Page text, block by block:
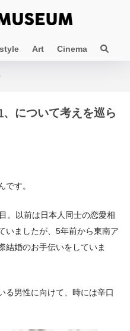
Art Cinema
、について考えを巡ら
です。
。以前は日本人同士の恋愛相
いましたが、5年前から東南ア
結婚のお手伝いをしていま
る男性に向けて、時には辛口